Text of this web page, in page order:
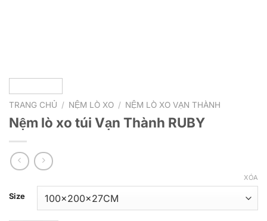
TRANG CHỦ / NỆM LÒ XO / NỆM LÒ XO VẠN THÀNH
Nệm lò xo túi Vạn Thành RUBY
Size
XÓA